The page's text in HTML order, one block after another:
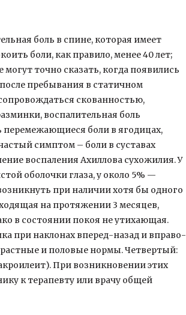
боль в спине, которая имеет
боли, как правило, менее 40 лет;
точно сказать, когда появились
пребывания в статичном
скованностью,
воспалительная боль
перемежающиеся боли в ягодицах,
симптом – боли в суставах
воспаления Ахиллова сухожилия. У
оболочки глаза, у около 5% —
при наличии хотя бы одного
на протяжении 3 месяцев,
в состоянии покоя не утихающая.
при наклонах вперед-назад и вправо-
и половые нормы. Четвертый:
При возникновении этих
к терапевту или врачу общей